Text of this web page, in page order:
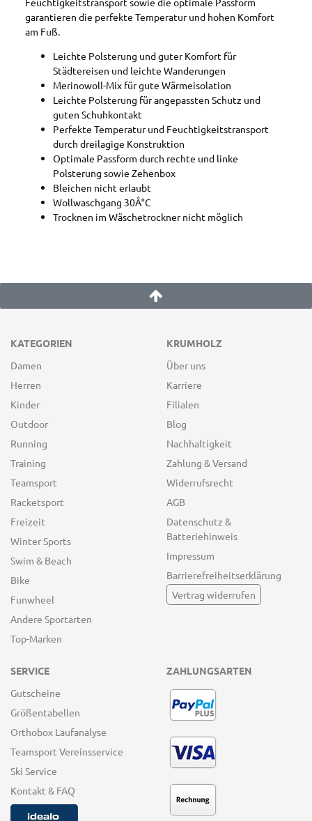
garantieren die perfekte Temperatur und hohen Komfort
am Fuß.
Leichte Polsterung und guter Komfort für
Städtereisen und leichte Wanderungen
Merinowoll-Mix für gute Wärmeisolation
Leichte Polsterung für angepassten Schutz und
guten Schuhkontakt
Perfekte Temperatur und Feuchtigkeitstransport
durch dreilagige Konstruktion
Optimale Passform durch rechte und linke
Polsterung sowie Zehenbox
Bleichen nicht erlaubt
Wollwaschgang 30Â°C
Trocknen im Wäschetrockner nicht möglich
KATEGORIEN
Damen
Herren
Kinder
Outdoor
Running
Training
Teamsport
Racketsport
Freizeit
Winter Sports
Swim & Beach
Bike
Funwheel
Andere Sportarten
Top-Marken
KRUMHOLZ
Über uns
Karriere
Filialen
Blog
Nachhaltigkeit
Zahlung & Versand
Widerrufsrecht
AGB
Datenschutz &
Batteriehinweis
Impressum
Barrierefreiheitserklärung
Vertrag widerrufen
SERVICE
Gutscheine
Größentabellen
Orthobox Laufanalyse
Teamsport Vereinsservice
Ski Service
Kontakt & FAQ
ZAHLUNGSARTEN